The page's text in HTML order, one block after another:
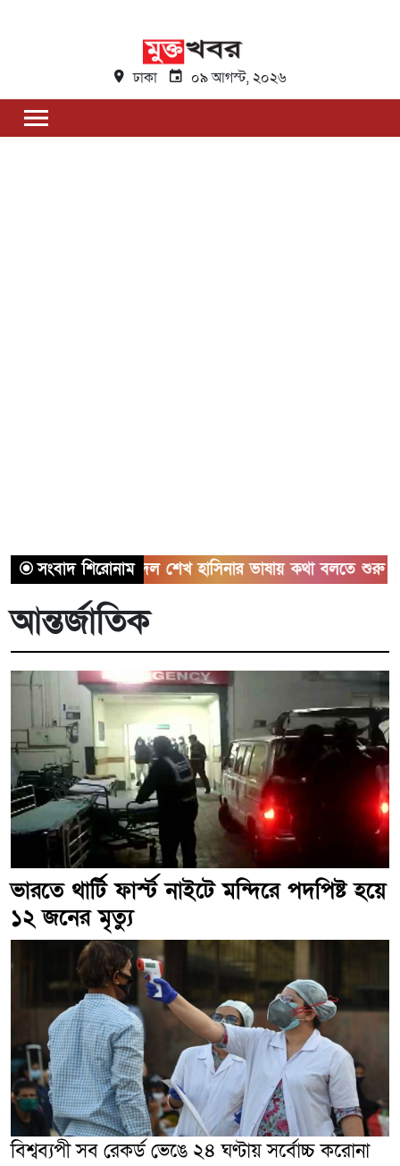
ঢাকা ০৯ আগস্ট, ২০২৬
সংবাদ শিরোনাম
দল শেখ হাসিনার ভাষায় কথা বলতে শুরু করেছে: মির্জা
আন্তর্জাতিক
ভারতে থার্টি ফার্স্ট নাইটে মন্দিরে পদপিষ্ট হয়ে
১২ জনের মৃত্যু
বিশ্বব্যপী সব রেকর্ড ভেঙে ২৪ ঘণ্টায় সর্বোচ্চ করোনা